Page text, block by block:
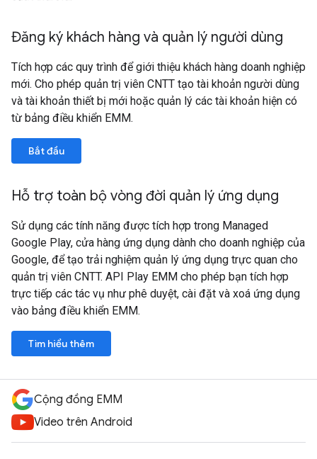
Đăng ký khách hàng và quản lý người dùng
Tích hợp các quy trình để giới thiệu khách hàng doanh nghiệp
mới. Cho phép quản trị viên CNTT tạo tài khoản người dùng
và tài khoản thiết bị mới hoặc quản lý các tài khoản hiện có
từ bảng điều khiển EMM.
Bắt đầu
Hỗ trợ toàn bộ vòng đời quản lý ứng dụng
Sử dụng các tính năng được tích hợp trong Managed
Google Play, cửa hàng ứng dụng dành cho doanh nghiệp của
Google, để tạo trải nghiệm quản lý ứng dụng trực quan cho
quản trị viên CNTT. API Play EMM cho phép bạn tích hợp
trực tiếp các tác vụ như phê duyệt, cài đặt và xoá ứng dụng
vào bảng điều khiển EMM.
Tìm hiểu thêm
Cộng đồng EMM
Video trên Android